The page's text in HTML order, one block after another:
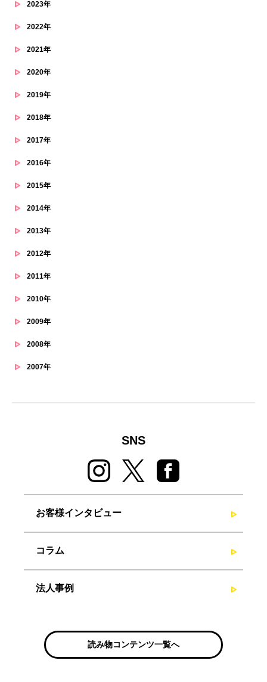
2023年
2022年
2021年
2020年
2019年
2018年
2017年
2016年
2015年
2014年
2013年
2012年
2011年
2010年
2009年
2008年
2007年
SNS
お客様インタビュー
コラム
法人事例
読み物コンテンツ一覧へ